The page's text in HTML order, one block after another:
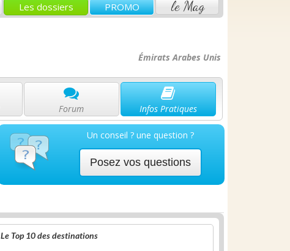
Les dossiers PROMO le Mag
Émirats Arabes Unis
Forum Infos Pratiques
Un conseil ? une question ?
Posez vos questions
Le Top 10 des destinations